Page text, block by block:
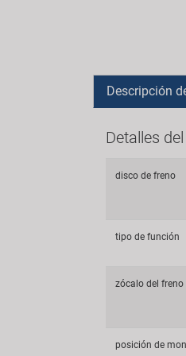
Descripción
Detalles
disco de freno
tipo de función
zócalo del freno
posición de